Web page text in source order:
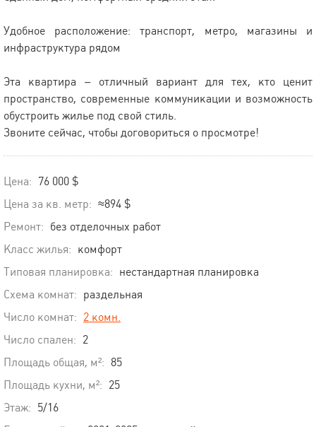
Удобное расположение: транспорт, метро, магазины и
инфраструктура рядом
Эта квартира – отличный вариант для тех, кто ценит
пространство, современные коммуникации и возможность
обустроить жилье под свой стиль.
Звоните сейчас, чтобы договориться о просмотре!
Цена: 76 000 $
Цена за кв. метр: ≈894 $
Ремонт: без отделочных работ
Класс жилья: комфорт
Типовая планировка: нестандартная планировка
Схема комнат: раздельная
Число комнат: 2 комн.
Число спален: 2
Площадь общая, м²: 85
Площадь кухни, м²: 25
Этаж: 5/16